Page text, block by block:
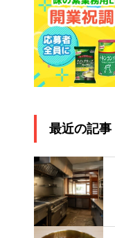
最近の記事